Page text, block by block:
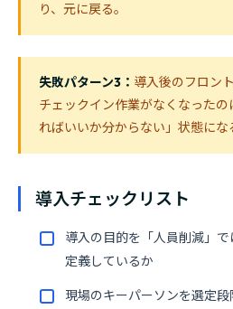
り、元に戻る。
失敗パターン3： 導入後のフロン
チェックイン作業がなくなった
ればいいか分からない」状態にな
導入チェックリスト
導入の目的を「人員削減」
定義しているか
現場のキーパーソンを選定